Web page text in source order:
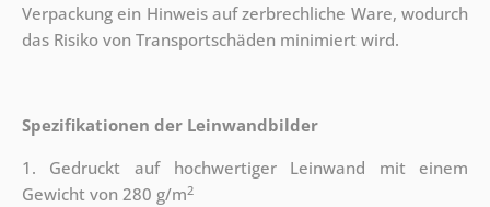
Verpackung ein Hinweis auf zerbrechliche Ware, wodurch
das Risiko von Transportschäden minimiert wird.
Spezifikationen der Leinwandbilder
1. Gedruckt auf hochwertiger Leinwand mit einem
Gewicht von 280 g/m2